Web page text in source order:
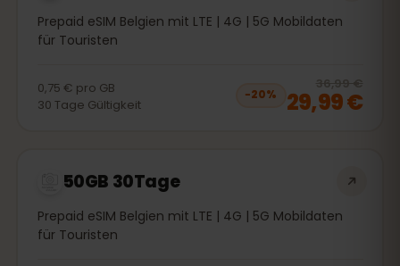
Prepaid eSIM Belgien mit LTE | 4G | 5G Mobildaten
für Touristen
0,75 € pro GB
30 Tage Gültigkeit
−20%
36,99 €
29,99 €
50GB 30Tage
Prepaid eSIM Belgien mit LTE | 4G | 5G Mobildaten
für Touristen